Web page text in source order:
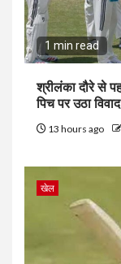
1 min read
श्रीलंका दौरे से
पिच पर उठा विवाद
13 hours ago
खेल